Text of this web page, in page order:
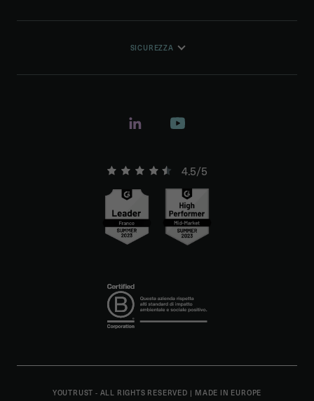
SICUREZZA
4.5/5
YOUTRUST - ALL RIGHTS RESERVED | MADE IN EUROPE